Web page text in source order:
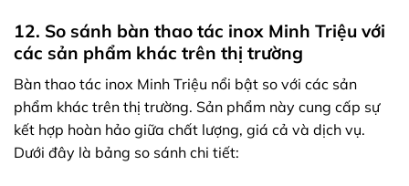
12. So sánh bàn thao tác inox Minh Triệu với
các sản phẩm khác trên thị trường
Bàn thao tác inox Minh Triệu nổi bật so với các sản
phẩm khác trên thị trường. Sản phẩm này cung cấp sự
kết hợp hoàn hảo giữa chất lượng, giá cả và dịch vụ.
Dưới đây là bảng so sánh chi tiết: